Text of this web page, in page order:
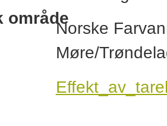
område
Norske
Møre/